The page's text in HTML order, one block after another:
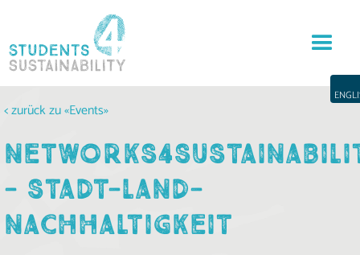
< zurück zu «Events»
- STADT-LAND-
NACHHALTIGKEIT